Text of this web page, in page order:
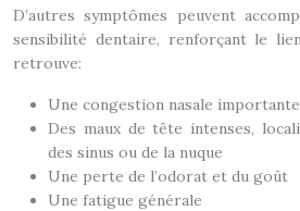
D’autres symptômes peuvent
sensibilité dentaire, renforçant le
retrouve:
Une congestion nasale importante
Des maux de tête intenses,
des sinus ou de la nuque
Une perte de l’odorat et du goût
Une fatigue générale